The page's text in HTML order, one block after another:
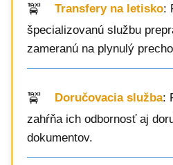
Transfery na letisko:
špecializovanú službu
zameranú na plynulý
Doručovacia služba:
zahŕňa ich odbornosť aj
dokumentov.